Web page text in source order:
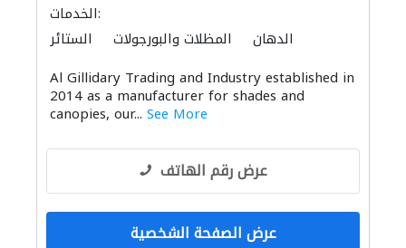
الخدمات:
الستائر
المظلات والبورجولات الدهان
Al Gillidary Trading and Industry established in
2014 as a manufacturer for shades and
canopies, our... See More
عرض رقم الهاتف
عرض الصفحة الشخصية